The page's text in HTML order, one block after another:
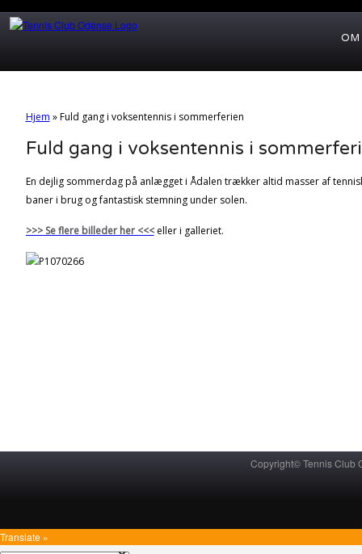
OM
Hjem »Fuld gang i voksentennis i sommerferien
Fuld gang i voksentennis i
En dejlig sommerdag på anlægget i Ådalen trækker altid masser af
baner i brug og fantastisk stemning under solen.
>>> Se flere billeder her <<<eller i galleriet.
Copyright© Tennis Club
Translate »